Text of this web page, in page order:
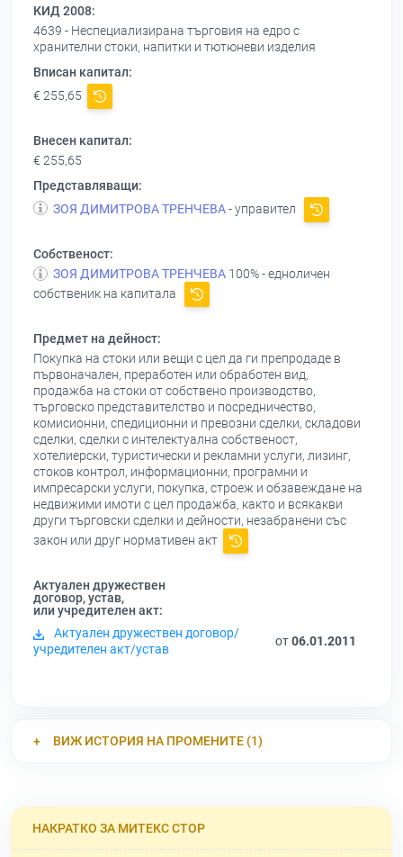
КИД 2008:
4639 - Неспециализирана търговия на едро с
хранителни стоки, напитки и тютюневи изделия
Вписан капитал:
€ 255,65
Внесен капитал:
€ 255,65
Представляващи:
ЗОЯ ДИМИТРОВА ТРЕНЧЕВА- управител
Собственост:
ЗОЯ ДИМИТРОВА ТРЕНЧЕВА 100% - едноличен
собственик на капитала
Предмет на дейност:
Покупка на стоки или вещи с цел да ги препродаде в
първоначален, преработен или обработен вид,
продажба на стоки от собствено производство,
търговско представителство и посредничество,
комисионни, спедиционни и превозни сделки, складови
сделки, сделки с интелектуална собственост,
хотелиерски, туристически и рекламни услуги, лизинг,
стоков контрол, информационни, програмни и
импресарски услуги, покупка, строеж и обзавеждане на
недвижими имоти с цел продажба, както и всякакви
други търговски сделки и дейности, незабранени със
закон или друг нормативен акт
Актуален дружествен
договор, устав,
или учредителен акт:
Актуален дружествен договор/
учредителен акт/устав
от06.01.2011
ВИЖ ИСТОРИЯ НА ПРОМЕНИТЕ (1)
НАКРАТКО ЗА МИТЕКС СТОР